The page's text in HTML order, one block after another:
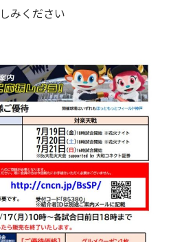
みください